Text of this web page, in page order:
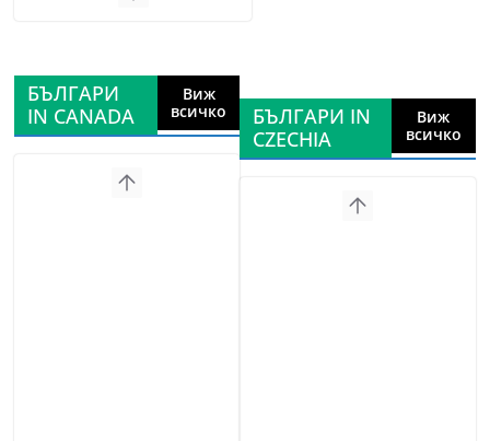
БЪЛГАРИ
IN CANADA
Виж
всичко
БЪЛГАРИ IN
CZECHIA
Виж
всичко